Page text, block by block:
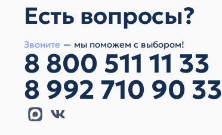
Есть вопросы?
Звоните — мы поможем с выбором!
8 800 511 11 33
8 992 710 90 33